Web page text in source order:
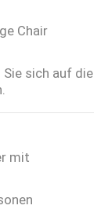
Chair
Sie sich auf die
mit